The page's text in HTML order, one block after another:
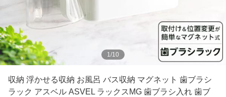
1/10
収納 浮かせる収納 お風呂 バス収納 マグネット 歯ブラシ
ラック アスベル ASVEL ラックスMG 歯ブラシ入れ 歯ブ